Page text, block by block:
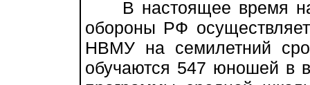
В настоящее время на
обороны РФ
НВМУ на семилетний
обучаются 547 юношей в